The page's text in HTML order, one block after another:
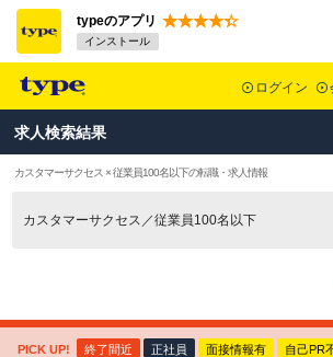
typeのアプリ
インストール
ログイン
求人検索結果
カスタマーサクセス × 従業員100名以下の転職・求人情報
カスタマーサクセス／従業員100名以下
PICK UP! 終了間近 正社員 面接情報有 自己PR